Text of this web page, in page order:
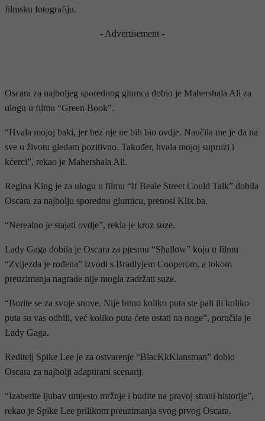
filmsku fotografiju.
- Advertisement -
Oscara za najboljeg sporednog glumca dobio je Mahershala Ali za
ulogu u filmu “Green Book”.
“Hvala mojoj baki, jer bez nje ne bih bio ovdje. Naučila me je da na
sve u životu gledam pozitivno. Također, hvala mojoj supruzi i
kćerci”, rekao je Mahershala Ali.
Regina King je za ulogu u filmu “If Beale Street Could Talk” dobila
Oscara za najbolju sporednu glumicu, prenosi Klix.ba.
“Nerealno je stajati ovdje”, rekla je kroz suze.
Lady Gaga dobila je Oscara za pjesmu “Shallow” koju u filmu
“Zvijezda je rođena” izvodi s Bradlyjem Cooperom, a tokom
preuzimanja nagrade nije mogla zadržati suze.
“Borite se za svoje snove. Nije bitno koliko puta ste pali ili koliko
puta su vas odbili, već koliko puta ćete ustati na noge”, poručila je
Lady Gaga.
Reditelj Spike Lee je za ostvarenje “BlacKkKlansman” dobio
Oscara za najbolji adaptirani scenarij.
“Izaberite ljubav umjesto mržnje i budite na pravoj strani historije”,
rekao je Spike Lee prilikom preuzimanja svog prvog Oscara.